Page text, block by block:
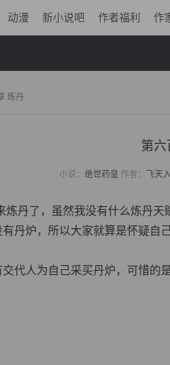
动漫 新小说吧 作者福利 作
炼丹
第六
小说： 绝世药皇 作者： 飞天
丹了，虽然我没有什么炼丹天
丹炉，所以大家就算是怀疑自
人为自己采买丹炉，可惜的